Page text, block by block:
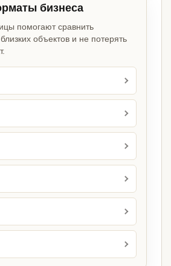
бизнеса
помогают сравнить
объектов и не потерять